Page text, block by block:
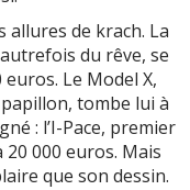
allures de krach. La
du rêve, se
Le Model X,
tombe lui à
: l’I-Pace, premier
000 euros. Mais
que son dessin.